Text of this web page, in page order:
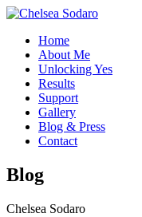
Home
About Me
Unlocking Yes
Results
Support
Gallery
Blog & Press
Contact
Blog
Chelsea Sodaro